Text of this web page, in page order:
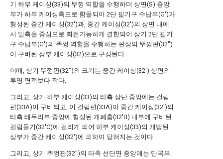
기 하부 케이싱(33)의 뚜껑 역할을 수행하며 상면(S) 중앙
부가 하부 케이싱측으로 함몰되어 2단 필기구 수납부(G')가
형성된 중간 케이싱(32')과, 중간 케이싱(32')의 상면 내에
서 일측을 중심으로 회전가능하게 결합되어 상기 2단 필기
구 수납부(G')의 뚜껑 역할을 수행하는 판상의 뚜껑판(32")
이 구비된 상부 케이싱(32)으로 구성된다.
이때, 상기 뚜껑판(32")의 크기는 중간 케이싱(32') 상면의
투영 면적보다 작다.
그리고, 상기 하부 케이싱(33)의 타측 상단 중앙에는 걸림
편(33A)이 구비되고, 이 걸림편(33A)이 중간 케이싱(32')의
타측 테두리부 중앙에 형성된 개폐홈(32'B) 내부에 구비된
걸림돌기(32'C)에 걸리게 되어 하부 케이싱(33)의 개방된
상부가 중간 케이싱(32')에 의하여 닫혀지는 것이다.
그리고, 상기 뚜껑판(32")의 타측 선단면 중앙에는 만곡부